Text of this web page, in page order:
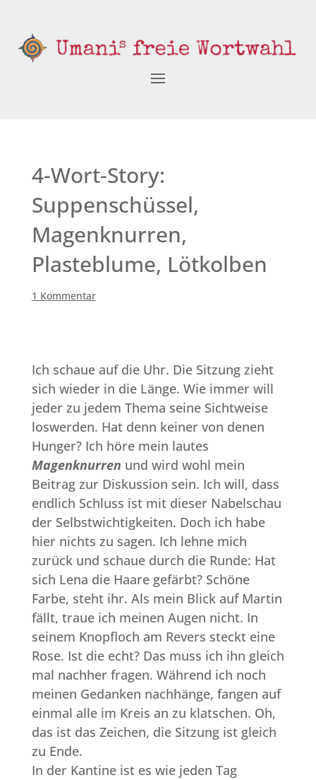
4-Wort-Story:
Suppenschüssel,
Magenknurren,
Plasteblume, Lötkolben
1 Kommentar
Ich schaue auf die Uhr. Die Sitzung zieht
sich wieder in die Länge. Wie immer will
jeder zu jedem Thema seine Sichtweise
loswerden. Hat denn keiner von denen
Hunger? Ich höre mein lautes
Magenknurren und wird wohl mein
Beitrag zur Diskussion sein. Ich will, dass
endlich Schluss ist mit dieser Nabelschau
der Selbstwichtigkeiten. Doch ich habe
hier nichts zu sagen. Ich lehne mich
zurück und schaue durch die Runde: Hat
sich Lena die Haare gefärbt? Schöne
Farbe, steht ihr. Als mein Blick auf Martin
fällt, traue ich meinen Augen nicht. In
seinem Knopfloch am Revers steckt eine
Rose. Ist die echt? Das muss ich ihn gleich
mal nachher fragen. Während ich noch
meinen Gedanken nachhänge, fangen auf
einmal alle im Kreis an zu klatschen. Oh,
das ist das Zeichen, die Sitzung ist gleich
zu Ende.
In der Kantine ist es wie jeden Tag